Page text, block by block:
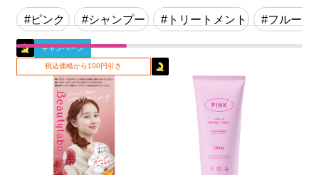
#ピンク #シャンプー #トリートメント #フルーテ
キャンペーン
税込価格から100円引き